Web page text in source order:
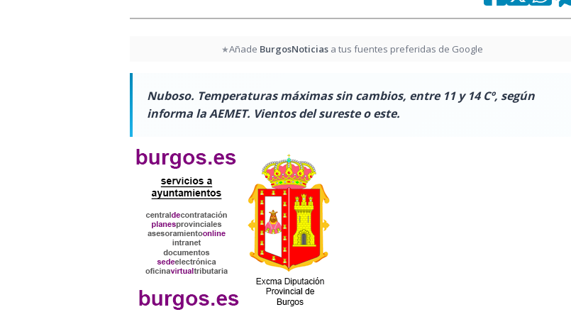
★Añade BurgosNoticiasa tus fuentes preferidas de Google
Nuboso. Temperaturas máximas sin cambios, entre 11 y 14 Cº, según
informa la AEMET. Vientos del sureste o este.